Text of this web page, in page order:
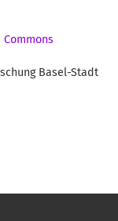
Commons
Basel-Stadt